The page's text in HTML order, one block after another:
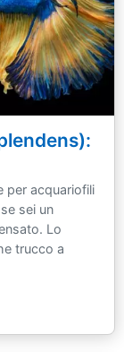
per acquariofili
sei un
Lo
trucco a